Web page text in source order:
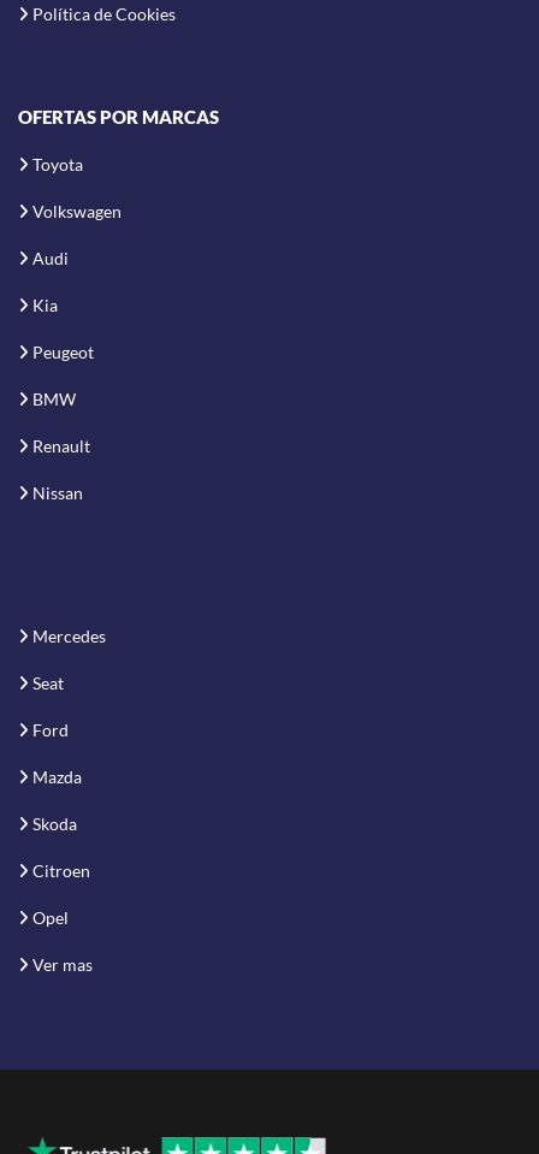
Política de Cookies
OFERTAS POR MARCAS
Toyota
Volkswagen
Audi
Kia
Peugeot
BMW
Renault
Nissan
Mercedes
Seat
Ford
Mazda
Skoda
Citroen
Opel
Ver mas